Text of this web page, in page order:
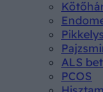
ALS
PCOS